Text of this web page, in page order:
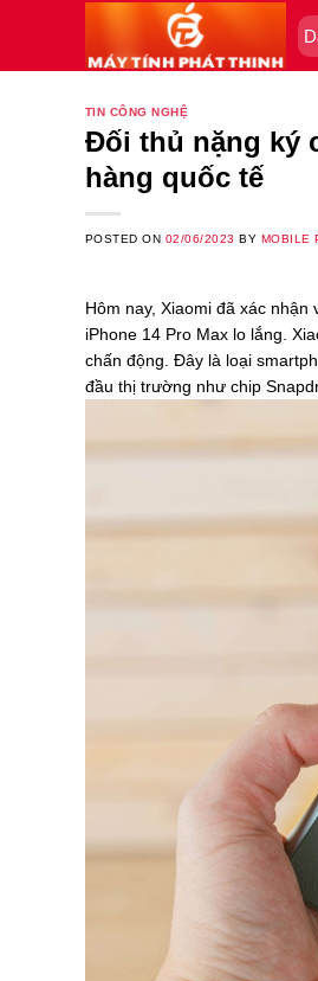
TIN CÔNG NGHỆ
Đối thủ nặng ký
hàng quốc tế
POSTED ON 02/06/2023 BY MOBILE
Hôm nay, Xiaomi đã xác
iPhone 14 Pro Max lo lắng.
chấn động. Đây là loại
đầu thị trường như chip